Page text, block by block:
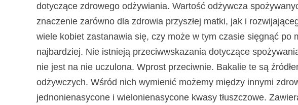
dotyczące zdrowego odżywiania. Wartość odżywcza
znaczenie zarówno dla zdrowia przyszłej matki, jak i
wiele kobiet zastanawia się, czy może w tym czasie sięgnąć po
najbardziej. Nie istnieją przeciwwskazania dotyczące
nie jest na nie uczulona. Wprost przeciwnie. Bakalie te są
odżywczych. Wśród nich wymienić możemy między innymi
jednonienasycone i wielonienasycone kwasy tłuszczowe.